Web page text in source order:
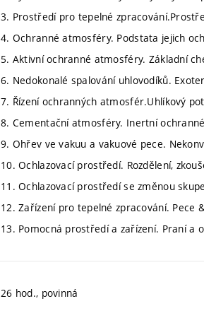
3. Prostředí pro tepelné
4. Ochranné atmosféry. Podstata jejich
5. Aktivní ochranné atmosféry. Základní
6. Nedokonalé spalování uhlovodíků.
7. Řízení ochranných atmosfér.Uhlíkový
8. Cementační atmosféry. Inertní
9. Ohřev ve vakuu a vakuové pece.
10. Ochlazovací prostředí. Rozdělení,
11. Ochlazovací prostředí se změnou
12. Zařízení pro tepelné zpracování. Pece
13. Pomocná prostředí a zařízení. Praní a
26 hod., povinná